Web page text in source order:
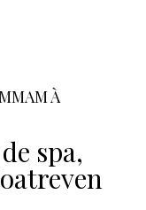
À
spa,